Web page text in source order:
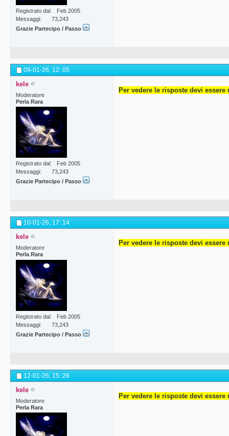
Registrato dal
Feb 2005
Messaggi
73,243
Grazie Partecipo / Passo
09-01-26, 12: 05
kele
Moderatore
Perla Rara
Registrato dal
Feb 2005
Messaggi
73,243
Grazie Partecipo / Passo
Per vedere le risposte devi
10-01-26, 17: 14
kele
Moderatore
Perla Rara
Registrato dal
Feb 2005
Messaggi
73,243
Grazie Partecipo / Passo
Per vedere le risposte devi
12-01-26, 15: 26
kele
Moderatore
Perla Rara
Per vedere le risposte devi essere